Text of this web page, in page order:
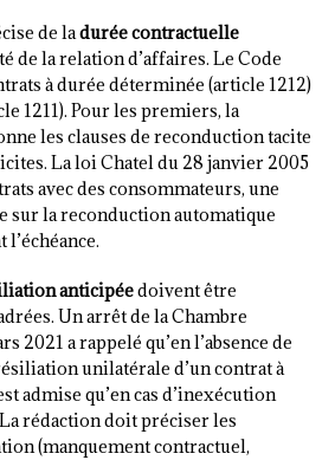
de ladurée contractuelle
de la relation d’affaires. Le Code
à durée déterminée (article 1212)
1211). Pour les premiers, la
les clauses de reconduction tacite
La loi Chatel du 28 janvier 2005
avec des consommateurs, une
sur la reconduction automatique
l’échéance.
anticipéedoivent être
Un arrêt de la Chambre
2021 a rappelé qu’en l’absence de
unilatérale d’un contrat à
admise qu’en cas d’inexécution
rédaction doit préciser les
(manquement contractuel,